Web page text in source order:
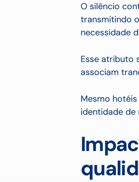
O silêncio
transmitindo
necessidade
Esse atributo
associam
Mesmo
identidade de